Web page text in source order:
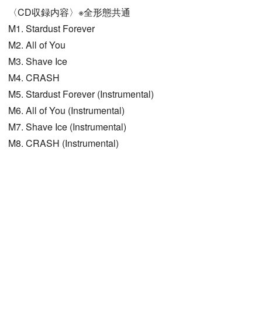
〈CD収録内容〉※全形態共通
M1. Stardust Forever
M2. All of You
M3. Shave Ice
M4. CRASH
M5. Stardust Forever (Instrumental)
M6. All of You (Instrumental)
M7. Shave Ice (Instrumental)
M8. CRASH (Instrumental)